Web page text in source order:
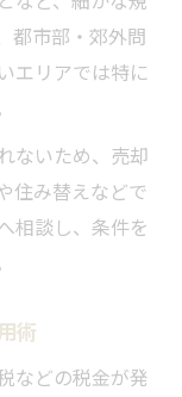
都市部・郊外問
エリアでは特に
ないため、売却
住み替えなどで
相談し、条件を
術
などの税金が発